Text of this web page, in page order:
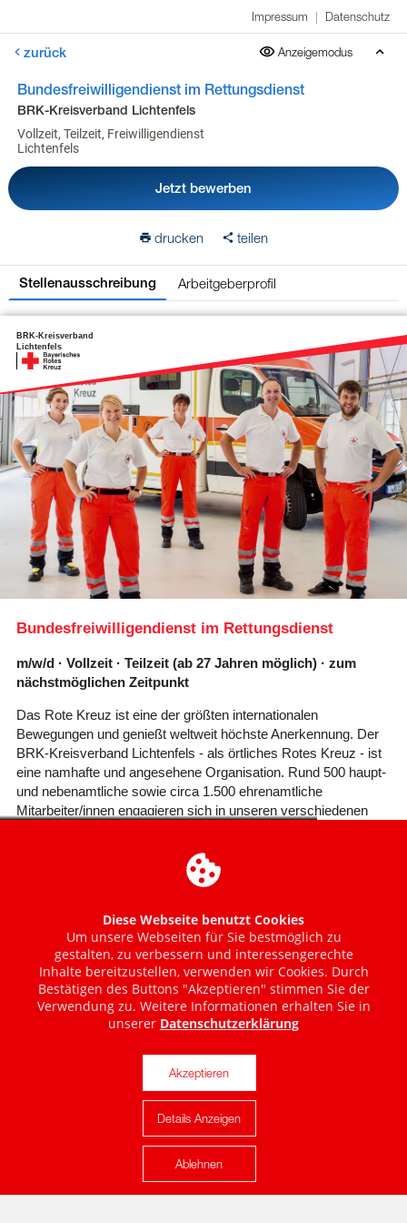
Impressum | Datenschutz
zurück Anzeigemodus
Bundesfreiwilligendienst im Rettungsdienst
BRK-Kreisverband Lichtenfels
Vollzeit, Teilzeit, Freiwilligendienst
Lichtenfels
Jetzt bewerben
drucken teilen
Stellenausschreibung Arbeitgeberprofil
Karte anzeigen
Diese Webseite benutzt Cookies
Um unsere Webseiten für Sie bestmöglich zu
gestalten, zu verbessern und interessengerechte
Inhalte bereitzustellen, verwenden wir Cookies. Durch
Bestätigen des Buttons "Akzeptieren" stimmen Sie der
Verwendung zu. Weitere Informationen erhalten Sie in
unserer Datenschutzerklärung
Akzeptieren
Details Anzeigen
Ablehnen